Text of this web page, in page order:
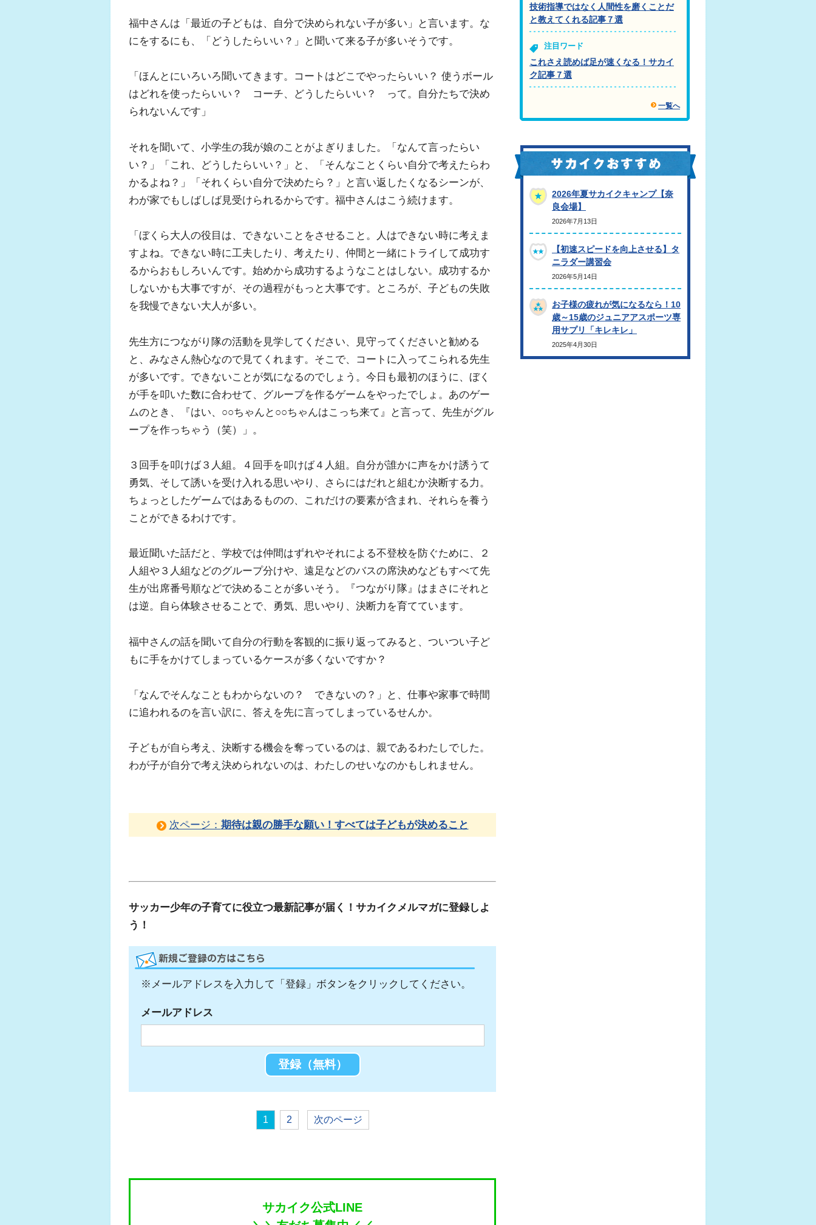
福中さんは「最近の子どもは、自分で決められない子が多い」と言います。な
にをするにも、「どうしたらいい？」と聞いて来る子が多いそうです。
「ほんとにいろいろ聞いてきます。コートはどこでやったらいい？ 使うボール
はどれを使ったらいい？ コーチ、どうしたらいい？ って。自分たちで決め
られないんです」
それを聞いて、小学生の我が娘のことがよぎりました。「なんて言ったらい
い？」「これ、どうしたらいい？」と、「そんなことくらい自分で考えたらわ
かるよね？」「それくらい自分で決めたら？」と言い返したくなるシーンが、
わが家でもしばしば見受けられるからです。福中さんはこう続けます。
「ぼくら大人の役目は、できないことをさせること。人はできない時に考えま
すよね。できない時に工夫したり、考えたり、仲間と一緒にトライして成功す
るからおもしろいんです。始めから成功するようなことはしない。成功するか
しないかも大事ですが、その過程がもっと大事です。ところが、子どもの失敗
を我慢できない大人が多い。
先生方につながり隊の活動を見学してください、見守ってくださいと勧める
と、みなさん熱心なので見てくれます。そこで、コートに入ってこられる先生
が多いです。できないことが気になるのでしょう。今日も最初のほうに、ぼく
が手を叩いた数に合わせて、グループを作るゲームをやったでしょ。あのゲー
ムのとき、『はい、○○ちゃんと○○ちゃんはこっち来て』と言って、先生がグル
ープを作っちゃう（笑）」。
３回手を叩けば３人組。４回手を叩けば４人組。自分が誰かに声をかけ誘うて
勇気、そして誘いを受け入れる思いやり、さらにはだれと組むか決断する力。
ちょっとしたゲームではあるものの、これだけの要素が含まれ、それらを養う
ことができるわけです。
最近聞いた話だと、学校では仲間はずれやそれによる不登校を防ぐために、２
人組や３人組などのグループ分けや、遠足などのバスの席決めなどもすべて先
生が出席番号順などで決めることが多いそう。『つながり隊』はまさにそれと
は逆。自ら体験させることで、勇気、思いやり、決断力を育てています。
福中さんの話を聞いて自分の行動を客観的に振り返ってみると、ついつい子ど
もに手をかけてしまっているケースが多くないですか？
「なんでそんなこともわからないの？ できないの？」と、仕事や家事で時間
に追われるのを言い訳に、答えを先に言ってしまっているせんか。
子どもが自ら考え、決断する機会を奪っているのは、親であるわたしでした。
わが子が自分で考え決められないのは、わたしのせいなのかもしれません。
次ページ： 期待は親の勝手な願い！すべては子どもが決めること
サッカー少年の子育てに役立つ最新記事が届く！サカイクメルマガに登録しよ
う！
※メールアドレスを入力して「登録」ボタンをクリックしてください。
メールアドレス
1 2 次のページ
サカイク公式LINE
技術指導ではなく人間性を磨くことだ
と教えてくれる記事７選
注目ワード
これさえ読めば足が速くなる！サカイ
ク記事７選
一覧へ
2026年夏サカイクキャンプ【奈
良会場】
2026年7月13日
【初速スピードを向上させる】タ
ニラダー講習会
2026年5月14日
お子様の疲れが気になるなら！10
歳～15歳のジュニアアスポーツ専
用サプリ「キレキレ」
2025年4月30日